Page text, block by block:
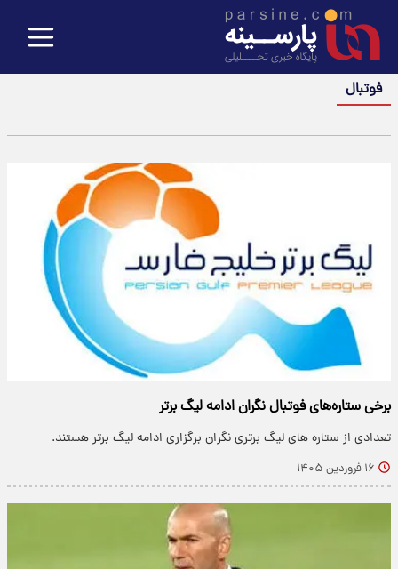
فوتبال
برخی ستاره‌های فوتبال نگران ادامه لیگ برتر
تعدادی از ستاره های لیگ برتری نگران برگزاری ادامه لیگ برتر هستند.
۱۶ فروردین ۱۴۰۵